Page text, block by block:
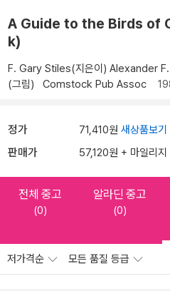
A Guide to the Birds of
k)
F. Gary Stiles(지은이) Alexander
(그림)
Comstock Pub Assoc
정가 71,410원 새상품보기
판매가 57,120원 + 마일리
전체 중고
(0)
알라딘 중고
(0)
저가격순 모든 품질 등급